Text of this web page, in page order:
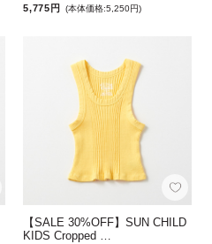
5,775円 (本体価格:5,250円)
【SALE 30%OFF】SUN CHILD
KIDS Cropped …